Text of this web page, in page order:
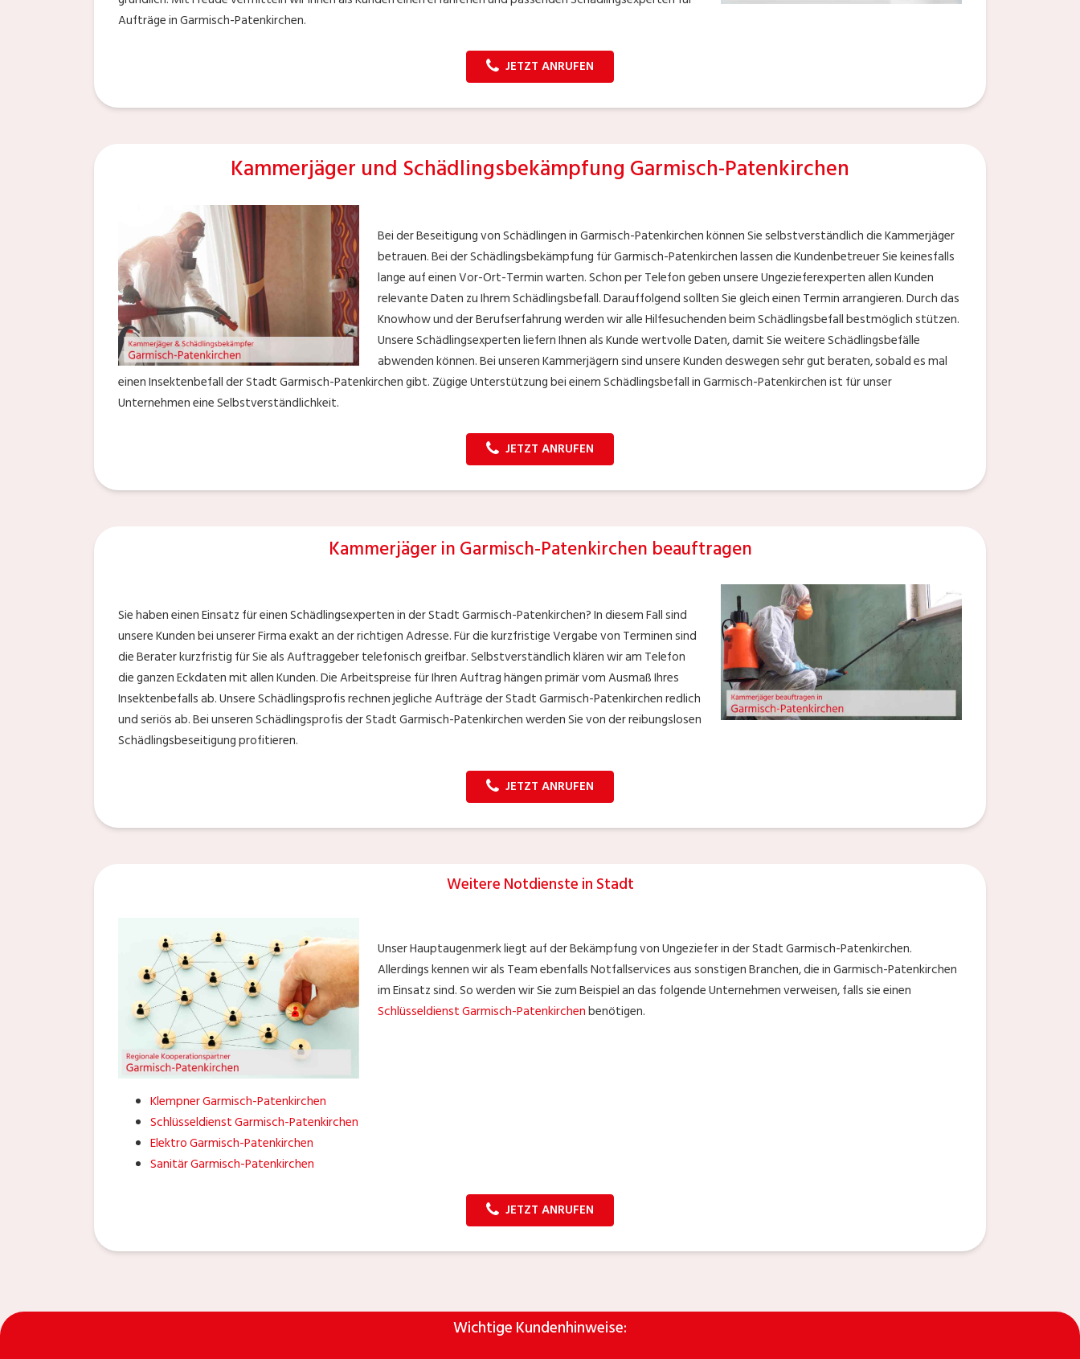
Aufträge in Garmisch-Patenkirchen.
JETZT ANRUFEN
Kammerjäger und Schädlingsbekämpfung Garmisch-Patenkirchen
Bei der Beseitigung von Schädlingen in Garmisch-Patenkirchen können Sie selbstverständlich die Kammerjäger
betrauen. Bei der Schädlingsbekämpfung für Garmisch-Patenkirchen lassen die Kundenbetreuer Sie keinesfalls
lange auf einen Vor-Ort-Termin warten. Schon per Telefon geben unsere Ungezieferexperten allen Kunden
relevante Daten zu Ihrem Schädlingsbefall. Darauffolgend sollten Sie gleich einen Termin arrangieren. Durch das
Knowhow und der Berufserfahrung werden wir alle Hilfesuchenden beim Schädlingsbefall bestmöglich stützen.
Unsere Schädlingsexperten liefern Ihnen als Kunde wertvolle Daten, damit Sie weitere Schädlingsbefälle
abwenden können. Bei unseren Kammerjägern sind unsere Kunden deswegen sehr gut beraten, sobald es mal
einen Insektenbefall der Stadt Garmisch-Patenkirchen gibt. Zügige Unterstützung bei einem Schädlingsbefall in Garmisch-Patenkirchen ist für unser
Unternehmen eine Selbstverständlichkeit.
JETZT ANRUFEN
Kammerjäger in Garmisch-Patenkirchen beauftragen
Sie haben einen Einsatz für einen Schädlingsexperten in der Stadt Garmisch-Patenkirchen? In diesem Fall sind
unsere Kunden bei unserer Firma exakt an der richtigen Adresse. Für die kurzfristige Vergabe von Terminen sind
die Berater kurzfristig für Sie als Auftraggeber telefonisch greifbar. Selbstverständlich klären wir am Telefon
die ganzen Eckdaten mit allen Kunden. Die Arbeitspreise für Ihren Auftrag hängen primär vom Ausmaß Ihres
Insektenbefalls ab. Unsere Schädlingsprofis rechnen jegliche Aufträge der Stadt Garmisch-Patenkirchen redlich
und seriös ab. Bei unseren Schädlingsprofis der Stadt Garmisch-Patenkirchen werden Sie von der reibungslosen
Schädlingsbeseitigung profitieren.
JETZT ANRUFEN
Weitere Notdienste in Stadt
Unser Hauptaugenmerk liegt auf der Bekämpfung von Ungeziefer in der Stadt Garmisch-Patenkirchen.
Allerdings kennen wir als Team ebenfalls Notfallservices aus sonstigen Branchen, die in Garmisch-Patenkirchen
im Einsatz sind. So werden wir Sie zum Beispiel an das folgende Unternehmen verweisen, falls sie einen
Schlüsseldienst Garmisch-Patenkirchenbenötigen.
Klempner Garmisch-Patenkirchen
Schlüsseldienst Garmisch-Patenkirchen
Elektro Garmisch-Patenkirchen
Sanitär Garmisch-Patenkirchen
JETZT ANRUFEN
Wichtige Kundenhinweise: